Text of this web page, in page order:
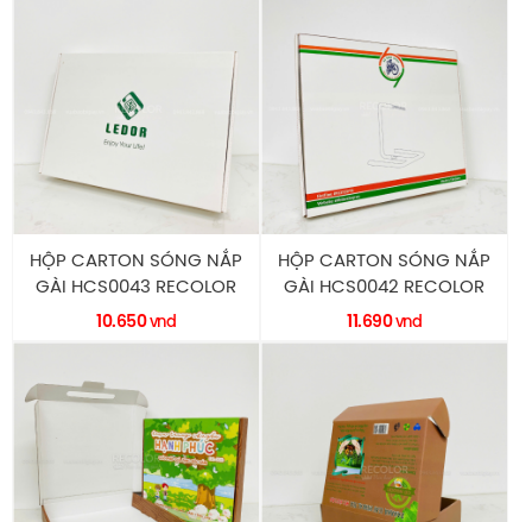
HỘP CARTON SÓNG NẮP
GÀI HCS0043 RECOLOR
10.650vnd
HỘP CARTON SÓNG NẮP
GÀI HCS0042 RECOLOR
11.690vnd